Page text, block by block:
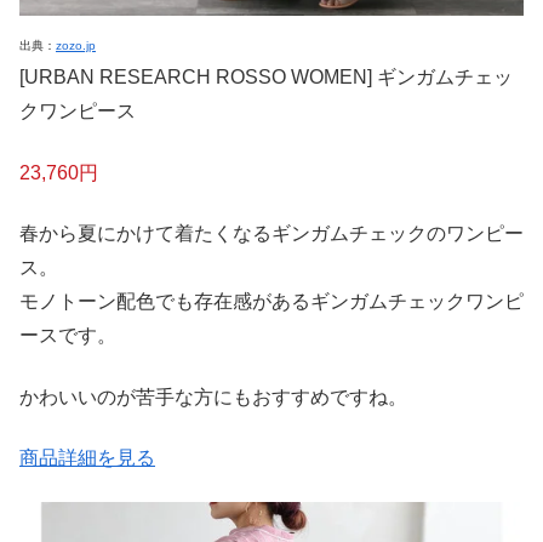
出典： zozo.jp
[URBAN RESEARCH ROSSO WOMEN] ギンガムチェッ
クワンピース
23,760円
春から夏にかけて着たくなるギンガムチェックのワンピー
ス。
モノトーン配色でも存在感があるギンガムチェックワンピ
ースです。
かわいいのが苦手な方にもおすすめですね。
商品詳細を見る